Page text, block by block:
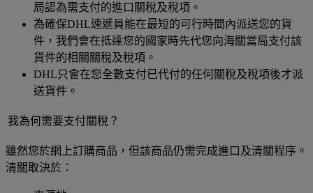
局認為需支付的進口關稅及稅項。
為確保DHL速遞員能在最短的可行時間內派送您的貨
件，我們會在抵達您的國家時先代您向海關當局支付該
貨件的相關關稅及稅項。
DHL只會在您全數支付已代付的任何關稅及稅項後才派
送貨件。
我為何需要支付關稅？
雖然您於網上訂購商品，但該商品仍需完成進口及清關程序。
清關取決於：